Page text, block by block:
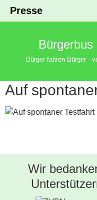
Bürgerbus
Bürger fahren Bürger -
Auf
Wir
Presse